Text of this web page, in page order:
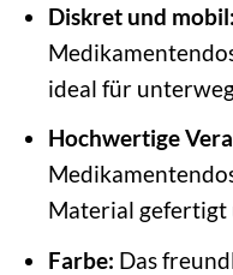
Diskret und mobil:
ideal für
Hochwertige
Material gefertigt
Farbe: Das